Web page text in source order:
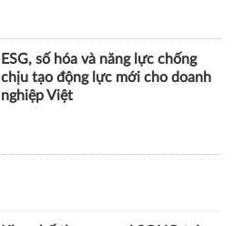
ESG, số hóa và năng lực chống
chịu tạo động lực mới cho doanh
nghiệp Việt